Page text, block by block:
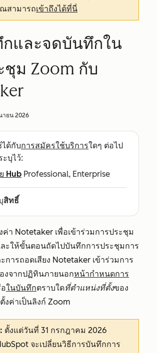
สามารถเข้าถึงได้ที่นี่
และจดบันทึกใน
ชุม Zoom กับ
ายน 2026
ด้กับการสมัครใช้บริการใดๆ ต่อไป
ะบุไว้:
Hub Professional, Enterprise
สิทธิ์
ค่า Notetaker เพื่อเข้าร่วมการประชุม
ะให้ขั้นตอนถัดไปบันทึกการประชุมการ
ารถอดเสียง Notetaker เข้าร่วมการ
งจากปฏิทินภายนอกหน้ากำหนดการ
ในบันทึกตราบใดที่ตำแหน่งที่ตั้งของ
งค่าเป็นลิงก์ Zoom
ตั้งแต่วันที่ 31 กรกฎาคม 2026
จะเปลี่ยนวิธีการบันทึกการ